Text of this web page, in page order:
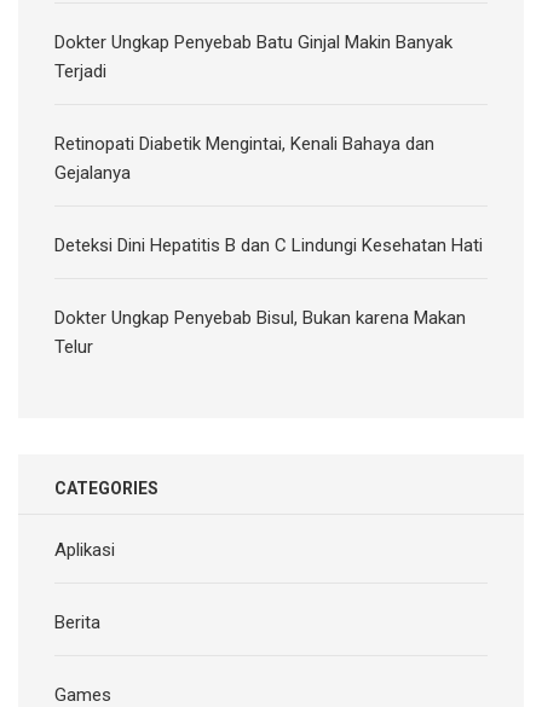
Dokter Ungkap Penyebab Batu Ginjal Makin Banyak
Terjadi
Retinopati Diabetik Mengintai, Kenali Bahaya dan
Gejalanya
Deteksi Dini Hepatitis B dan C Lindungi Kesehatan Hati
Dokter Ungkap Penyebab Bisul, Bukan karena Makan
Telur
CATEGORIES
Aplikasi
Berita
Games